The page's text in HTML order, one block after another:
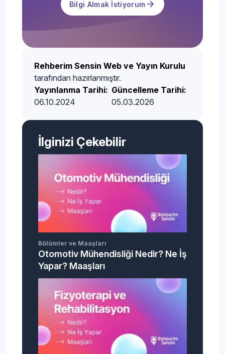
Bilgi Almak İstiyorum
Rehberim Sensin Web ve Yayın Kurulu
tarafından hazırlanmıştır.
Yayınlanma Tarihi:
06.10.2024
Güncelleme Tarihi:
05.03.2026
İlginizi Çekebilir
Bölümler ve Maaşları
Otomotiv Mühendisliği Nedir? Ne İş
Yapar? Maaşları